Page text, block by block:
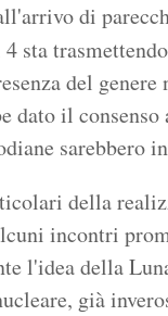
di
sta
del
dato il
sarebbero
della
incontri
l'idea della
già